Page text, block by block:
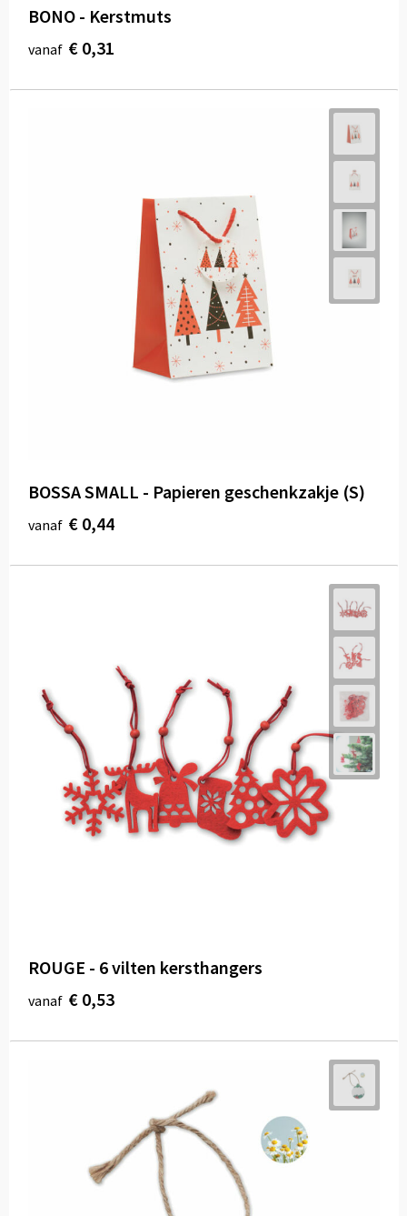
BONO - Kerstmuts
vanaf € 0,31
BOSSA SMALL - Papieren geschenkzakje (S)
vanaf € 0,44
ROUGE - 6 vilten kersthangers
vanaf € 0,53